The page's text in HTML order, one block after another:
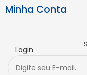
Minha Conta
Login